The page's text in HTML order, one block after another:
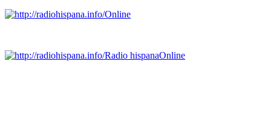
Online
Radio hispanaOnline